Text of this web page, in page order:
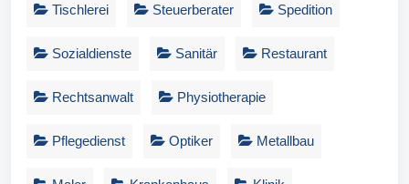
Tischlerei Steuerberater Spedition
Sozialdienste Sanitär Restaurant
Rechtsanwalt Physiotherapie
Pflegedienst Optiker Metallbau